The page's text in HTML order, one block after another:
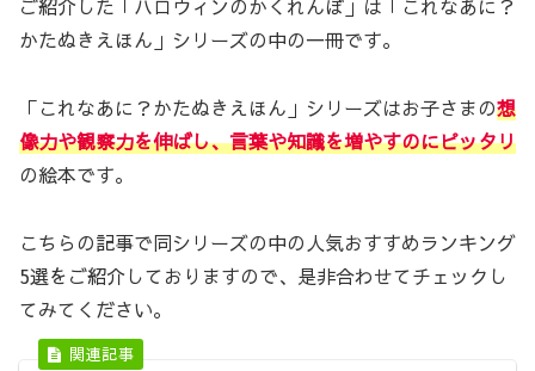
ご紹介した「ハロウィンのかくれんぼ」は「これなあに？
かたぬきえほん」シリーズの中の一冊です。
「これなあに？かたぬきえほん」シリーズはお子さまの想
像力や観察力を伸ばし、言葉や知識を増やすのにピッタリ
の絵本です。
こちらの記事で同シリーズの中の人気おすすめランキング
5選をご紹介しておりますので、是非合わせてチェックし
てみてください。